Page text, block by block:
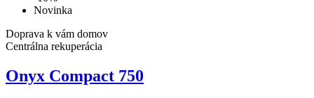
Novinka
Doprava k vám domov
Centrálna rekuperácia
Onyx Compact 750